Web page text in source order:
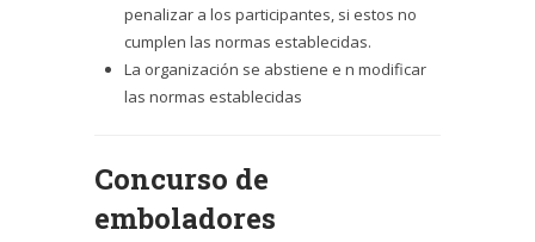
penalizar a los participantes, si estos no
cumplen las normas establecidas.
La organización se abstiene e n modificar
las normas establecidas
Concurso de
emboladores